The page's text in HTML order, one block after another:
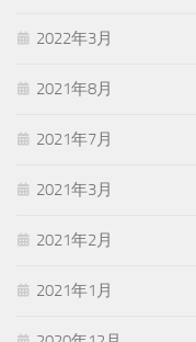
2022年3月
2021年8月
2021年7月
2021年3月
2021年2月
2021年1月